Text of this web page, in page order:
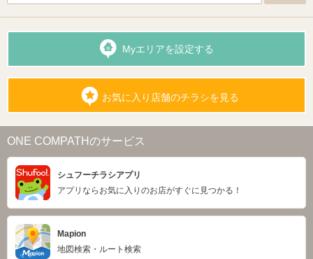
Myエリアを設定する
お気に入り店舗のチラシを見る
ONE COMPATHのサービス
シュフーチラシアプリ
アプリならお気に入りのお店がすぐに見つかる！
Mapion
地図検索・ルート検索